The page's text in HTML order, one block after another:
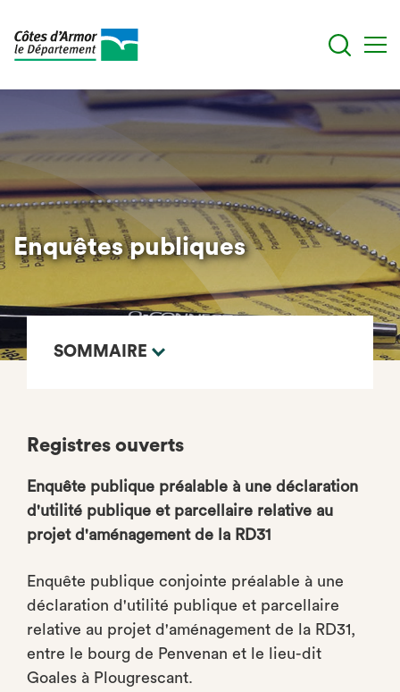
contenu
principal
Enquêtes publiques
SOMMAIRE
Registres ouverts
Enquête publique préalable à une déclaration
d'utilité publique et parcellaire relative au
projet d'aménagement de la RD31
Enquête publique conjointe préalable à une
déclaration d'utilité publique et parcellaire
relative au projet d'aménagement de la RD31,
entre le bourg de Penvenan et le lieu-dit
Goales à Plougrescant.